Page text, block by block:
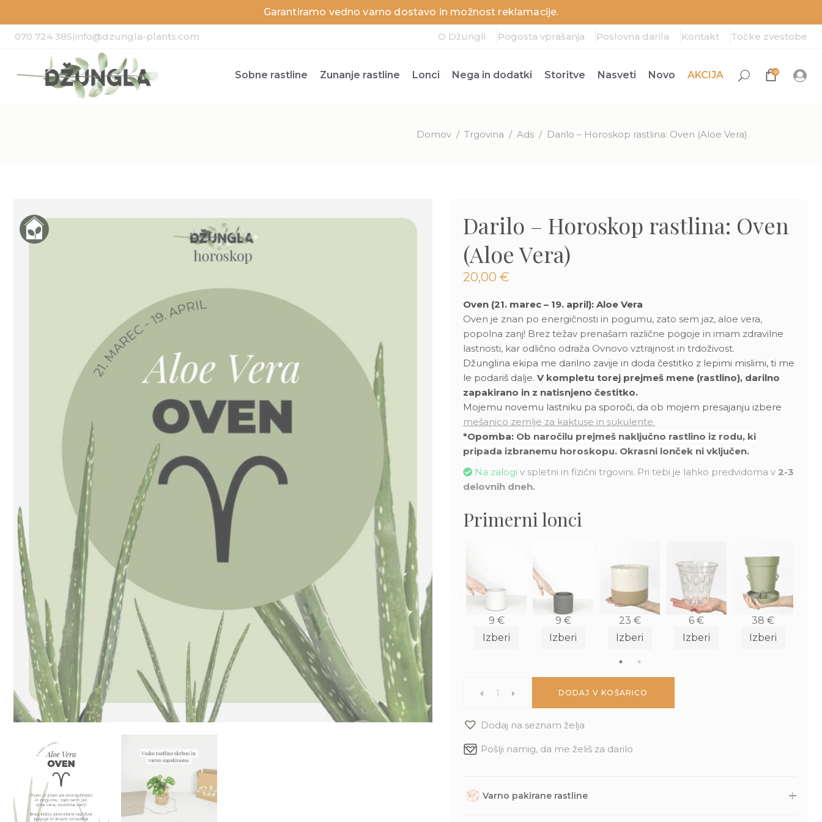
Garantiramo vedno varno dostavo in možnost reklamacije.
070 724 385|info@dzungla-plants.com O Džungli Pogosta vprašanja Poslovna darila Kontakt Točke zvestobe
Sobne rastline Zunanje rastline Lonci Nega in dodatki Storitve Nasveti Novo AKCIJA 0
Domov / Trgovina / Ads / Darilo – Horoskop rastlina: Oven (Aloe Vera)
Darilo – Horoskop rastlina: Oven
(Aloe Vera)
20,00 €
Oven (21. marec – 19. april): Aloe Vera
Oven je znan po energičnosti in pogumu, zato sem jaz, aloe vera,
popolna zanj! Brez težav prenašam različne pogoje in imam zdravilne
lastnosti, kar odlično odraža Ovnovo vztrajnost in trdoživost.
Džunglina ekipa me darilno zavije in doda čestitko z lepimi mislimi, ti me
le podariš dalje. V kompletu torej prejmeš mene (rastlino), darilno
zapakirano in z natisnjeno čestitko.
Mojemu novemu lastniku pa sporoči, da ob mojem presajanju izbere
mešanico zemlje za kaktuse in sukulente.
*Opomba: Ob naročilu prejmeš naključno rastlino iz rodu, ki
pripada izbranemu horoskopu. Okrasni lonček ni vključen.
Na zalogi v spletni in fizični trgovini. Pri tebi je lahko predvidoma v 2-3
delovnih dneh.
Primerni lonci
Izberi
23
Izberi
6€
Izberi
2
Izberi
9 €
Izberi
9 €
Izberi
23 €
Izberi
6 €
Izberi
38 €
Izberi
Darilo
Horoskop
DODAJ V KOŠARICO
Dodaj na seznam želja
Pošlji namig, da me želiš za darilo
Varno pakirane rastline